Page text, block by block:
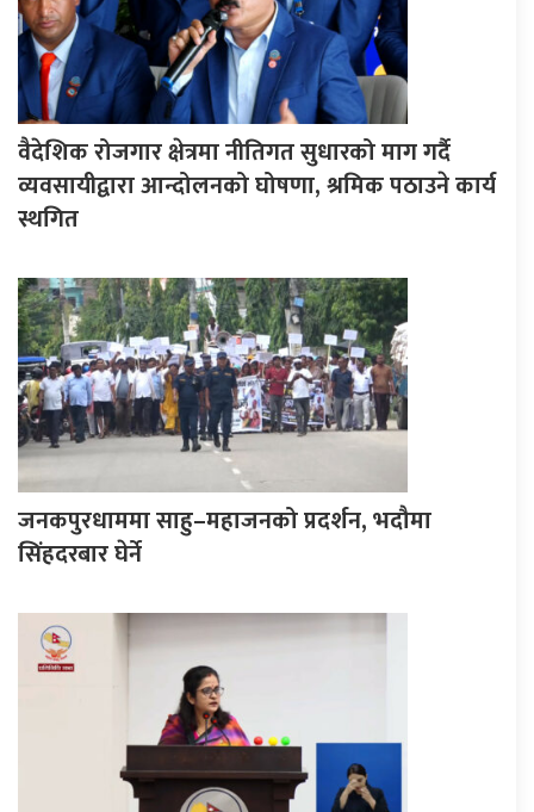
वैदेशिक रोजगार क्षेत्रमा नीतिगत सुधारको माग गर्दै
व्यवसायीद्वारा आन्दोलनको घोषणा, श्रमिक पठाउने कार्य
स्थगित
जनकपुरधाममा साहु–महाजनको प्रदर्शन, भदौमा
सिंहदरबार घेर्ने